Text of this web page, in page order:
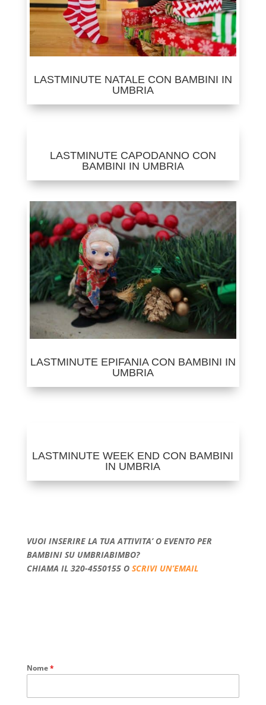
LASTMINUTE NATALE CON BAMBINI IN
UMBRIA
LASTMINUTE CAPODANNO CON
BAMBINI IN UMBRIA
LASTMINUTE EPIFANIA CON BAMBINI IN
UMBRIA
LASTMINUTE WEEK END CON BAMBINI
IN UMBRIA
VUOI INSERIRE LA TUA ATTIVITA’ O EVENTO PER
BAMBINI SU UMBRIABIMBO?
CHIAMA IL 320-4550155 O SCRIVI UN’EMAIL
Nome*